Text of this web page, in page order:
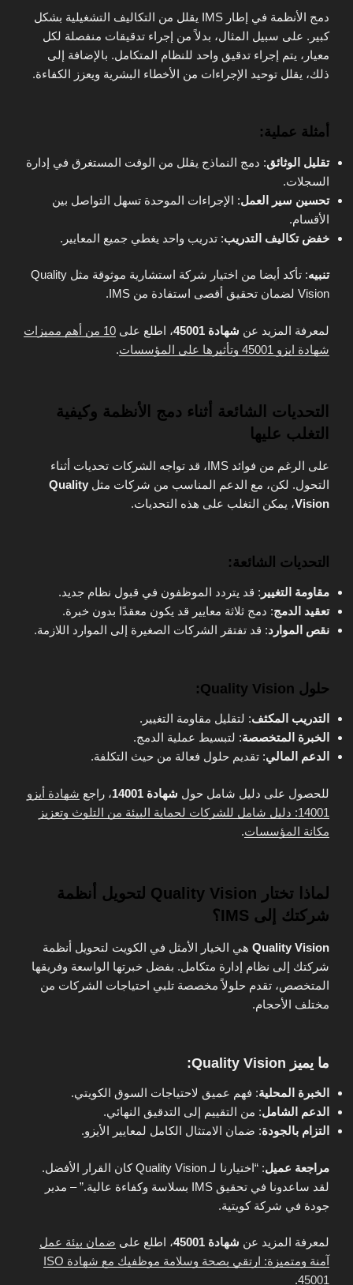
دمج الأنظمة في إطار IMS يقلل من التكاليف التشغيلية بشكل
كبير. على سبيل المثال، بدلاً من إجراء تدقيقات منفصلة لكل
معيار، يتم إجراء تدقيق واحد للنظام المتكامل. بالإضافة إلى
ذلك، يقلل توحيد الإجراءات من الأخطاء البشرية ويعزز الكفاءة.
أمثلة عملية:
تقليل الوثائق: دمج النماذج يقلل من الوقت المستغرق في إدارة
السجلات.
تحسين سير العمل: الإجراءات الموحدة تسهل التواصل بين
الأقسام.
خفض تكاليف التدريب: تدريب واحد يغطي جميع المعايير.
تنبيه
: تأكد أيضا من اختيار شركة استشارية موثوقة مثل Quality
Vision لضمان تحقيق أقصى استفادة من IMS.
لمعرفة المزيد عن شهادة 45001 ، اطلع على
10 من أهم مميزات
شهادة ايزو 45001 وتأثيرها على المؤسسات
.
التحديات الشائعة أثناء دمج الأنظمة وكيفية
التغلب عليها
على الرغم من فوائد IMS، قد تواجه الشركات تحديات أثناء
التحول. لكن، مع الدعم المناسب من شركات مثل Quality
Vision، يمكن التغلب على هذه التحديات.
التحديات الشائعة:
مقاومة التغيير : قد يتردد الموظفون في قبول نظام جديد.
تعقيد الدمج: دمج ثلاثة معايير قد يكون معقدًا بدون خبرة.
نقص الموارد: قد تفتقر الشركات الصغيرة إلى الموارد اللازمة.
حلول Quality Vision:
التدريب المكثف: لتقليل مقاومة التغيير.
الخبرة المتخصصة: لتبسيط عملية الدمج.
الدعم المالي: تقديم حلول فعالة من حيث التكلفة.
للحصول على دليل شامل حول شهادة 14001 ، راجع شهادة أيزو
14001: دليل شامل للشركات لحماية البيئة من التلوث وتعزيز
مكانة المؤسسات.
لماذا تختار Quality Vision لتحويل أنظمة
شركتك إلى IMS؟
Quality Vision هي الخيار الأمثل في الكويت لتحويل أنظمة
شركتك إلى نظام إدارة متكامل. بفضل خبرتها الواسعة وفريقها
المتخصص، تقدم حلولاً مخصصة تلبي احتياجات الشركات من
مختلف الأحجام.
ما يميز Quality Vision:
الخبرة المحلية: فهم عميق لاحتياجات السوق الكويتي.
الدعم الشامل: من التقييم إلى التدقيق النهائي.
التزام بالجودة: ضمان الامتثال الكامل لمعايير الأيزو.
مراجعة عميل
: “اختيارنا لـ Quality Vision كان القرار الأفضل.
لقد ساعدونا في تحقيق IMS بسلاسة وكفاءة عالية.” – مدير
جودة في شركة كويتية.
لمعرفة المزيد عن شهادة 45001 ، اطلع على ضمان بيئة عمل
آمنة ومتميزة: ارتقي بصحة وسلامة موظفيك مع شهادة ISO
45001
.